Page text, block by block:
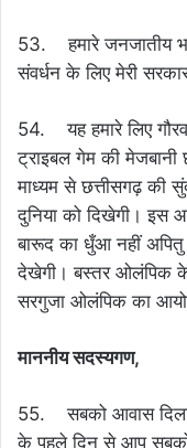
53. हमारे जनजातीय
संवर्धन के लिए मेरी
54. यह हमारे लिए
ट्राइबल गेम की मेजबानी
माध्यम से छत्तीसगढ़ की
दुनिया को दिखेगी। इस
बारूद का धुँआ नहीं अपितु
देखेगी। बस्तर ओलंपिक
सरगुजा ओलंपिक का
माननीय सदस्यगण,
55. सबको आवास
के पहले दिन से आप सबको